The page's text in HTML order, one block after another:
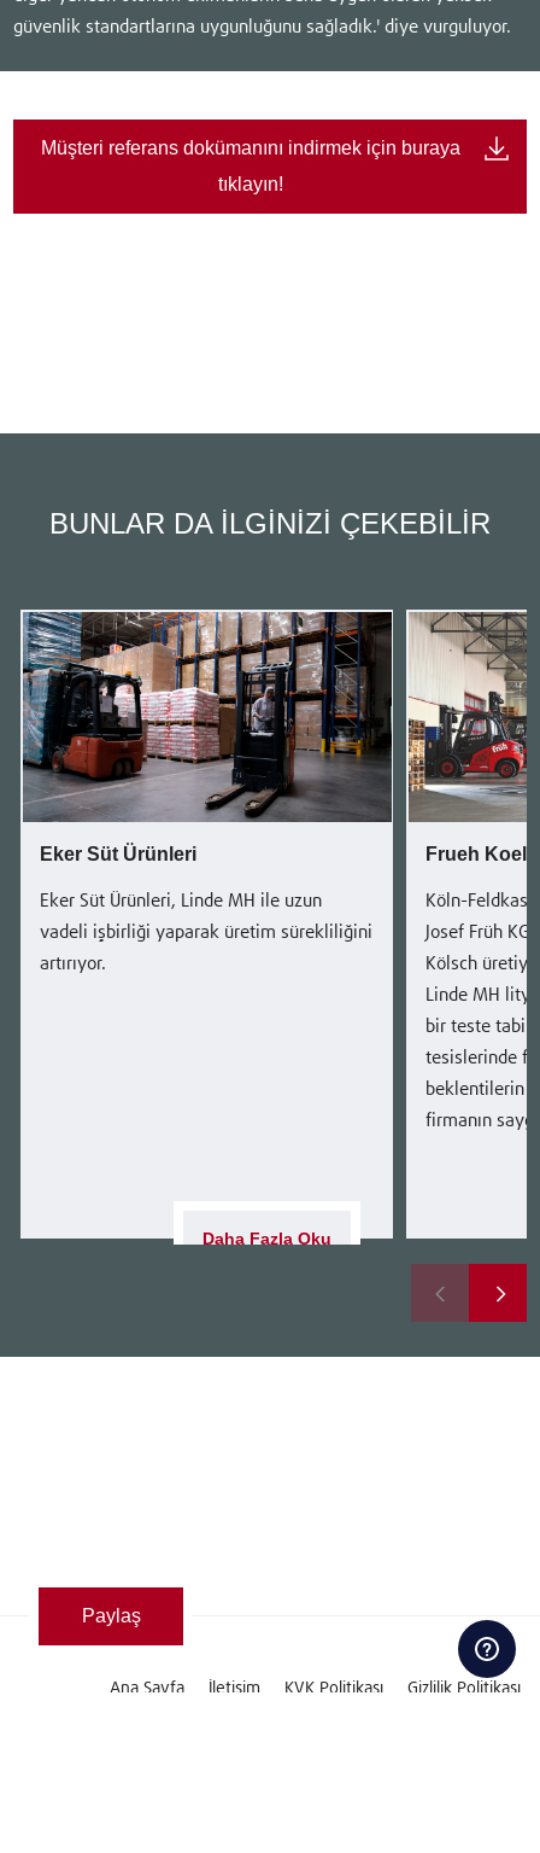
güvenlik standartlarına uygunluğunu sağladık.' diye vurguluyor.
Müşteri referans dokümanını indirmek için buraya
tıklayın!
BUNLAR DA İLGINIZI ÇEKEBILIR
Eker Süt Ürünleri
Eker Süt Ürünleri, Linde MH ile uzun
vadeli işbirliği yaparak üretim sürekliliğini
artırıyor.
Daha Fazla Oku
Frueh
Köln-
Josef Früh
Kölsch
Linde MH
bir teste tabii
tesislerinde
beklentilerin
firmanın
Paylaş
Ana Sayfa İletişim KVK Politikası Gizlilik Politikası